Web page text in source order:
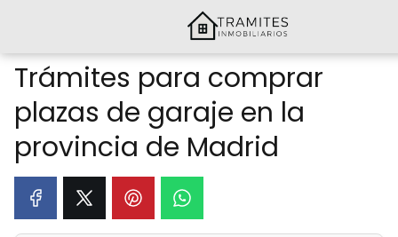
Trámites para comprar
plazas de garaje en la
provincia de Madrid